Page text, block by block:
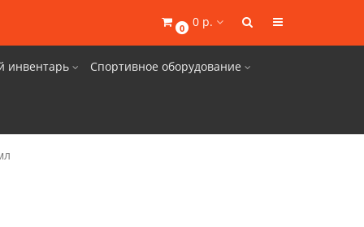
0 0 р.
инвентарь Спортивное оборудование